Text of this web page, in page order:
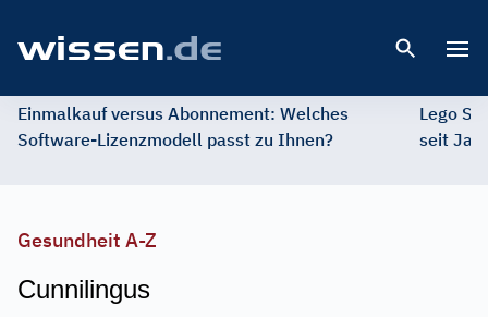
Einmalkauf versus Abonnement: Welches
Software-Lizenzmodell passt zu Ihnen?
Lego
seit
Gesundheit A-Z
Cunnilingus